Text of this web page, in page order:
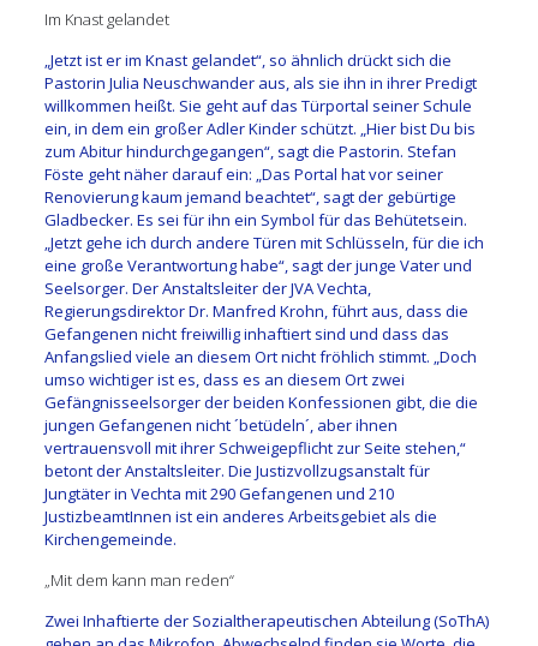
Im Knast gelandet
„Jetzt ist er im Knast gelandet“, so ähnlich drückt sich die
Pastorin Julia Neuschwander aus, als sie ihn in ihrer Predigt
willkommen heißt. Sie geht auf das Türportal seiner Schule
ein, in dem ein großer Adler Kinder schützt. „Hier bist Du bis
zum Abitur hindurchgegangen“, sagt die Pastorin. Stefan
Föste geht näher darauf ein: „Das Portal hat vor seiner
Renovierung kaum jemand beachtet“, sagt der gebürtige
Gladbecker. Es sei für ihn ein Symbol für das Behütetsein.
„Jetzt gehe ich durch andere Türen mit Schlüsseln, für die ich
eine große Verantwortung habe“, sagt der junge Vater und
Seelsorger. Der Anstaltsleiter der JVA Vechta,
Regierungsdirektor Dr. Manfred Krohn, führt aus, dass die
Gefangenen nicht freiwillig inhaftiert sind und dass das
Anfangslied viele an diesem Ort nicht fröhlich stimmt. „Doch
umso wichtiger ist es, dass es an diesem Ort zwei
Gefängnisseelsorger der beiden Konfessionen gibt, die die
jungen Gefangenen nicht ´betüdeln´, aber ihnen
vertrauensvoll mit ihrer Schweigepflicht zur Seite stehen,“
betont der Anstaltsleiter. Die Justizvollzugsanstalt für
Jungtäter in Vechta mit 290 Gefangenen und 210
JustizbeamtInnen ist ein anderes Arbeitsgebiet als die
Kirchengemeinde.
„Mit dem kann man reden“
Zwei Inhaftierte der Sozialtherapeutischen Abteilung (SoThA)